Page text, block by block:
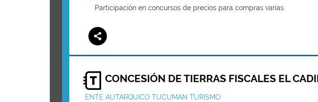
Participación en concursos de precios para compras varias.
CONCESIÓN DE TIERRAS FISCALES EL
ENTE AUTARQUICO TUCUMAN TURISMO